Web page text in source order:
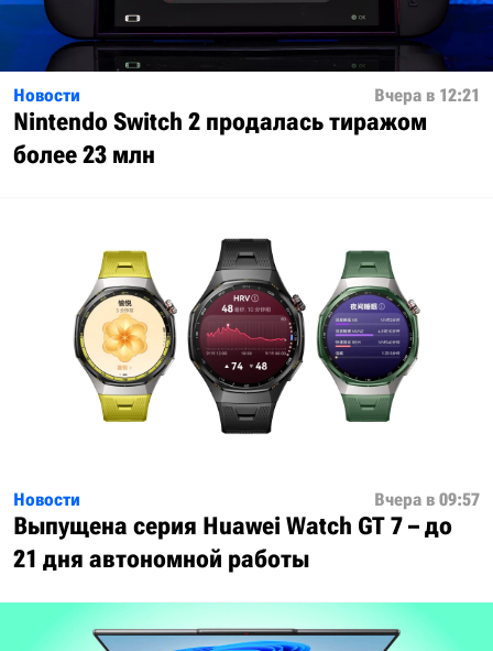
Новости Вчера в 12:21
Nintendo Switch 2 продалась тиражом
более 23 млн
Новости Вчера в 09:57
Выпущена серия Huawei Watch GT 7 – до
21 дня автономной работы